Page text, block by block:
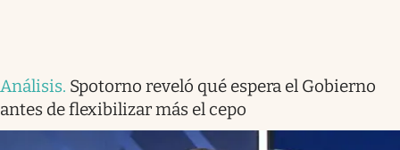
Análisis. Spotorno reveló qué espera el Gobierno
antes de flexibilizar más el cepo